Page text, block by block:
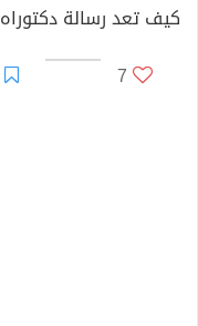
كيف تعد رسالة دكتوراه
7